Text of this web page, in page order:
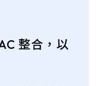
整合，以